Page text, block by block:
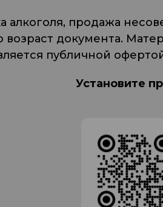
алкоголя, продажа
документа.
публичной
Установите